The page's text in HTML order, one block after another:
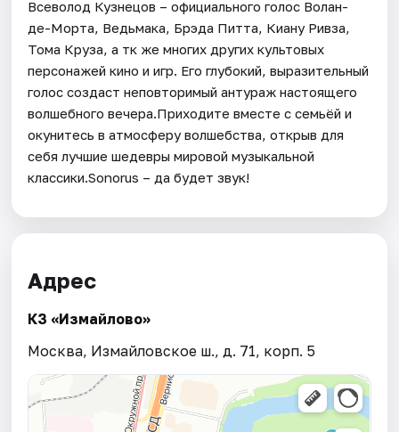
Всеволод Кузнецов – официального голос Волан-
де-Морта, Ведьмака, Брэда Питта, Киану Ривза,
Тома Круза, а тк же многих других культовых
персонажей кино и игр. Его глубокий, выразительный
голос создаст неповторимый антураж настоящего
волшебного вечера.Приходите вместе с семьёй и
окунитесь в атмосферу волшебства, открыв для
себя лучшие шедевры мировой музыкальной
классики.Sonorus – да будет звук!
Адрес
КЗ «Измайлово»
Москва, Измайловское ш., д. 71, корп. 5